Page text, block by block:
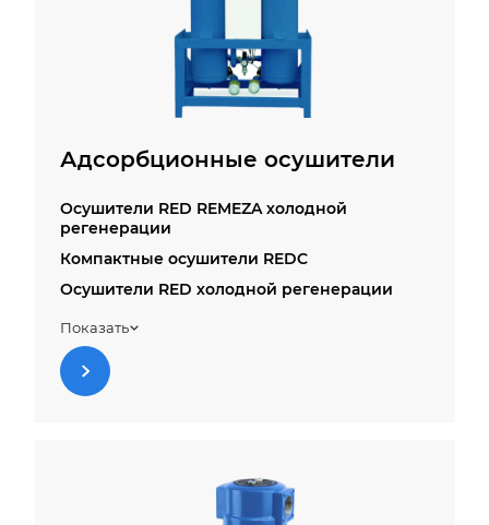
Адсорбционные осушители
Осушители RED REMEZA холодной
регенерации
Компактные осушители REDC
Осушители RED холодной регенерации
Осушители RED-R горячей регенерации
Осушители высокого давления RED-HP
холодной регенерации
Показать